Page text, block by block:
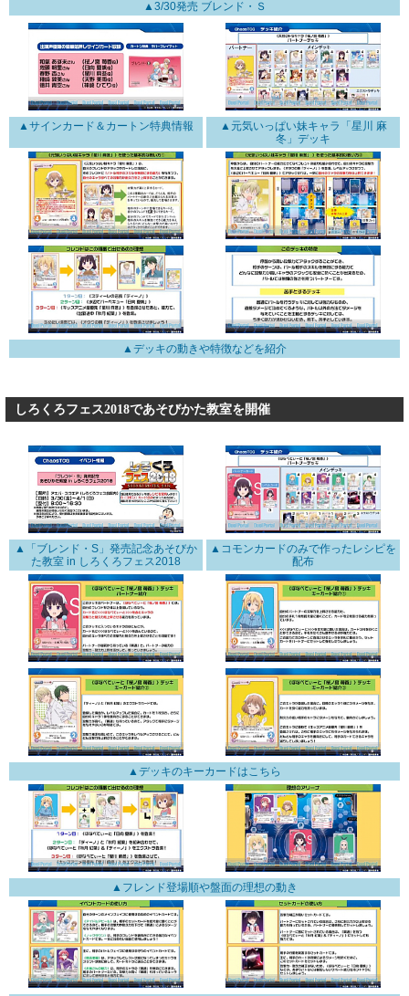
▲3/30発売 ブレンド・Ｓ
▲サインカード＆カートン特典情報
▲元気いっぱい妹キャラ「星川 麻
冬」デッキ
▲デッキの動きや特徴などを紹介
しろくろフェス2018であそびかた教室を開催
▲「ブレンド・S」発売記念あそびか
た教室 in しろくろフェス2018
▲コモンカードのみで作ったレシピを
配布
▲デッキのキーカードはこちら
▲フレンド登場順や盤面の理想の動き